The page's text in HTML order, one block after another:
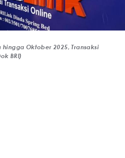
hingga Oktober 2025, Transaksi
BRI)